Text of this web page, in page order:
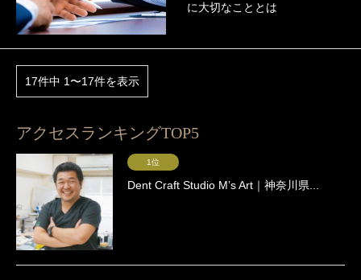
に大切なこととは
17件中 1〜17件を表示
アクセスランキングTOP5
1位
Dent Craft Studio Mʼs Art｜神奈川県...